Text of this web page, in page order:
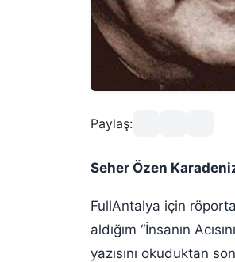
Paylaş:
Seher Özen
FullAntalya için
aldığım “İnsanın
yazısını okuduktan